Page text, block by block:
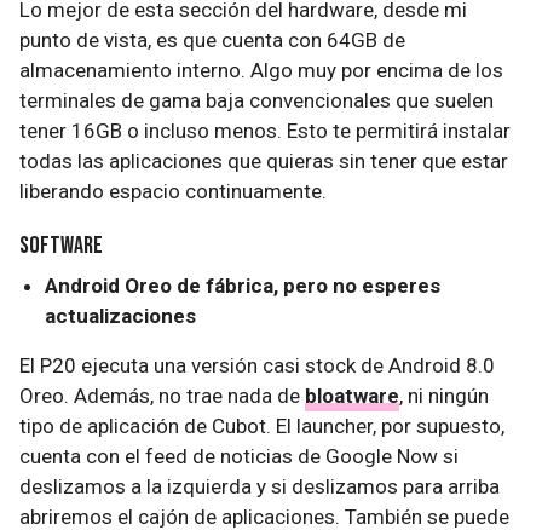
Lo mejor de esta sección del hardware, desde mi
punto de vista, es que cuenta con 64GB de
almacenamiento interno. Algo muy por encima de los
terminales de gama baja convencionales que suelen
tener 16GB o incluso menos. Esto te permitirá instalar
todas las aplicaciones que quieras sin tener que estar
liberando espacio continuamente.
Software
Android Oreo de fábrica, pero no esperes
actualizaciones
El P20 ejecuta una versión casi stock de Android 8.0
Oreo. Además, no trae nada de bloatware, ni ningún
tipo de aplicación de Cubot. El launcher, por supuesto,
cuenta con el feed de noticias de Google Now si
deslizamos a la izquierda y si deslizamos para arriba
abriremos el cajón de aplicaciones. También se puede